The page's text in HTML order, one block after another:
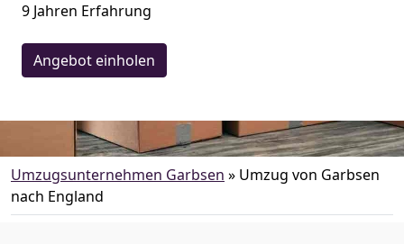
9 Jahren Erfahrung
Angebot einholen
Umzugsunternehmen Garbsen » Umzug von Garbsen
nach England